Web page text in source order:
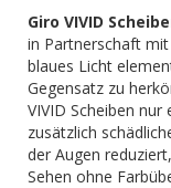
Giro VIVID
in Partnerschaft
blaues Licht
Gegensatz zu
VIVID Scheiben
zusätzlich
der Augen
Sehen ohne